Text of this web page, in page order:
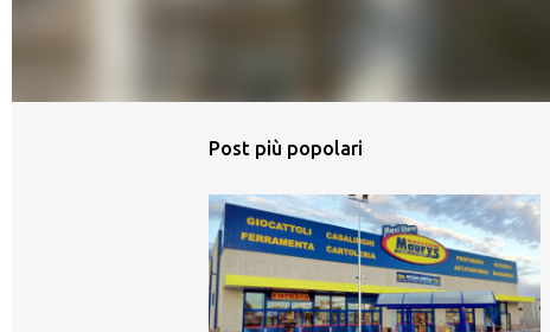
Post più popolari